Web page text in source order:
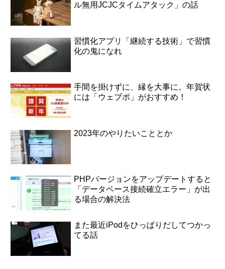
ル無用JCJCタイムアタック」の話
習慣化アプリ「継続する技術」で習慣
化の鬼になれ
手間を掛けずに、縁を大事に。年賀状
には「ウェブポ」がおすすめ！
2023年のやりたいこととか
PHPバージョンをアップデートすると
「データベース接続確立エラー」が出
る場合の解決法
また最近iPodをひっぱりだしてつかっ
てる話